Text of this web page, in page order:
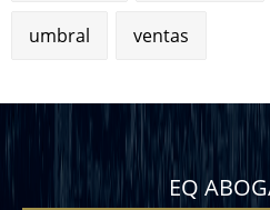
umbral ventas
EQ